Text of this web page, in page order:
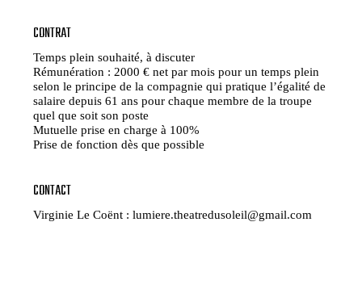
CONTRAT
Temps plein souhaité, à discuter
Rémunération : 2000 € net par mois pour un temps plein
selon le principe de la compagnie qui pratique l’égalité de
salaire depuis 61 ans pour chaque membre de la troupe
quel que soit son poste
Mutuelle prise en charge à 100%
Prise de fonction dès que possible
CONTACT
Virginie Le Coënt : lumiere.theatredusoleil@gmail.com